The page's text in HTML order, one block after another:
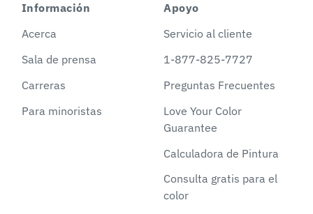
Información
Acerca
Sala de prensa
Carreras
Para minoristas
Apoyo
Servicio al cliente
1-877-825-7727
Preguntas Frecuentes
Love Your Color
Guarantee
Calculadora de Pintura
Consulta gratis para el
color